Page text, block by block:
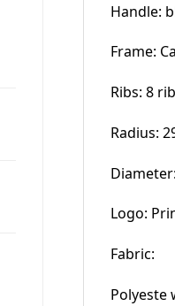
Handle:
Frame:
Ribs: 8
Radius:
Logo:
Fabric:
Polyeste